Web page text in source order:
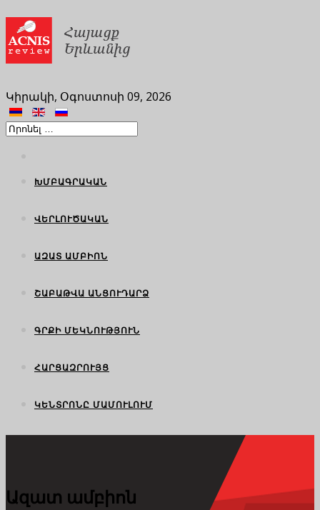
Կիրակի, Օգոստոսի 09, 2026
ԽՄԲԱԳՐԱԿԱՆ
ՎԵՐԼՈՒԾԱԿԱՆ
ԱԶԱՏ ԱՄԲԻՈՆ
ՇԱԲԱԹՎԱ ԱՆՑՈՒԴԱՐՁ
ԳՐՔԻ ՄԵԿՆՈՒԹՅՈՒՆ
ՀԱՐՑԱԶՐՈՒՅՑ
ԿԵՆՏՐՈՆԸ ՄԱՄՈՒԼՈՒՄ
Ազատ ամբիոն